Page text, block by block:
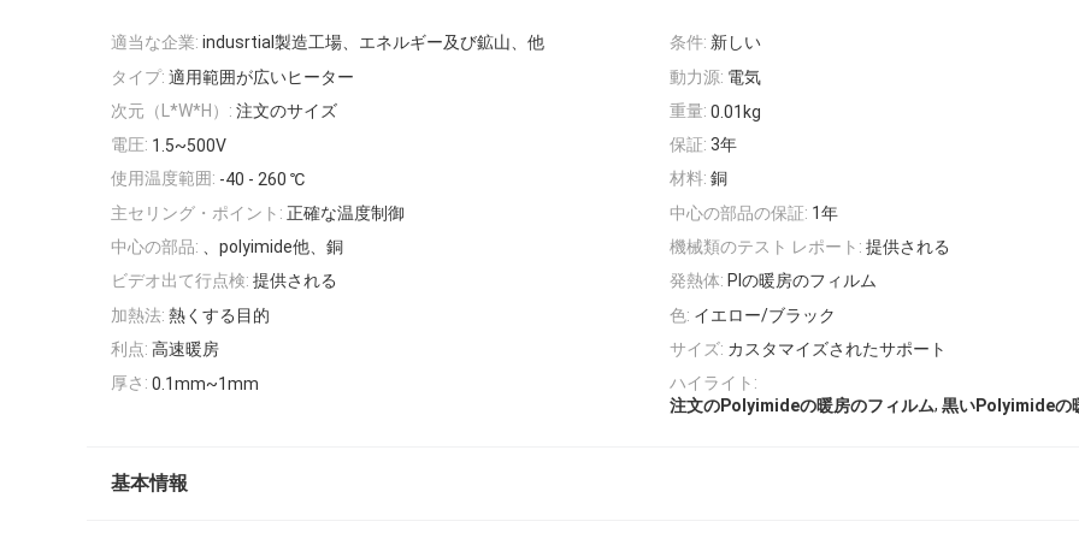
適当な企業: indusrtial製造工場、エネルギー及び鉱山、他 条件: 新しい
タイプ: 適用範囲が広いヒーター 動力源: 電気
次元（L*W*H）: 注文のサイズ 重量: 0.01kg
電圧: 1.5~500V 保証: 3年
使用温度範囲: -40 - 260 ℃ 材料: 銅
主セリング・ポイント: 正確な温度制御 中心の部品の保証: 1年
中心の部品:
、polyimide他、銅 機械類のテスト レポート: 提供される
ビデオ出て行点検: 提供される 発熱体: PIの暖房のフィルム
加熱法: 熱くする目的 色: イエロー/ブラック
利点: 高速暖房 サイズ: カスタマイズされたサポート
厚さ: 0.1mm~1mm
ハイライト:
注文のPolyimideの暖房のフィルム, 黒いPolyimideの
基本情報